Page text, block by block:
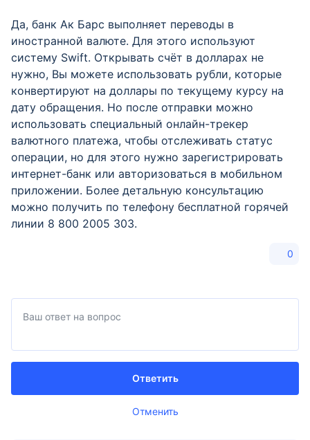
Да, банк Ак Барс выполняет переводы в
иностранной валюте. Для этого используют
систему Swift. Открывать счёт в долларах не
нужно, Вы можете использовать рубли, которые
конвертируют на доллары по текущему курсу на
дату обращения. Но после отправки можно
использовать специальный онлайн-трекер
валютного платежа, чтобы отслеживать статус
операции, но для этого нужно зарегистрировать
интернет-банк или авторизоваться в мобильном
приложении. Более детальную консультацию
можно получить по телефону бесплатной горячей
линии 8 800 2005 303.
0
Отменить
Ответить